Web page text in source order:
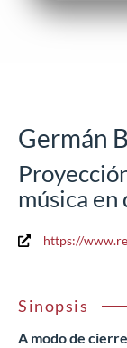
Germán
música
https://
Sinopsis
A modo de